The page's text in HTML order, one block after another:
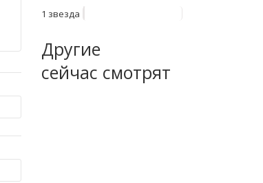
1 звезда
Другие
сейчас смотрят